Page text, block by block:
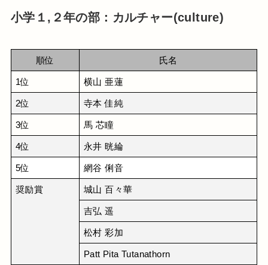
小学１,２年の部：カルチャー(culture)
順位 氏名
1位 横山 亜蓮
2位 寺本 佳純
3位 馬 芯瞳
4位 永井 晄綸
5位 網谷 俐音
奨励賞 城山 百々華
吉弘 遥
松村 彩加
Patt Pita Tutanathorn